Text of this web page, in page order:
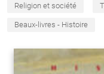
Religion et société
Beaux-livres - Histoire